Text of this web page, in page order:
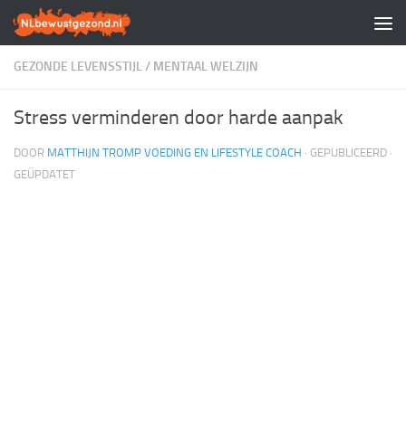
Doorgaan naar inhoud
GEZONDE LEVENSSTIJL/ MENTAAL WELZIJN
Stress verminderen door harde aanpak
DOOR MATTHIJN TROMP VOEDING EN LIFESTYLE COACH · GEPUBLICEERD ·
GEÜPDATET